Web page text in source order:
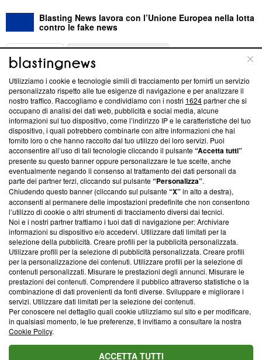
Blasting News lavora con l’Unione Europea nella lotta
contro le fake news
ABOUT
Questa sezione offre informazioni trasparenti su Blasting
News, sui nostri processi editoriali e su come ci impegniamo a
creare news di qualità. Inoltre, afferma la nostra aderenza a
‘Trust Project - News with Integrity’Blasting News non è
ancora membro del programma, ma ha richiesto di farne
parte; Trust Project non ha ancora effettuato una verifica di
conformità agli standard.
Su di noi
Team editoriale
Corporate
Redazione
Informativa Privacy
Cookie Policy
Blasting SA, IDI CHE-247.845.224, Via Carlo Frasca, 3 - 6900
Lugano (Svizzera) Tel:+39 0690258937
© 2026 Blasting News
Utilizziamo i cookie e tecnologie simili di tracciamento per fornirti un servizio
personalizzato rispetto alle tue esigenze di navigazione e per analizzare il
nostro traffico. Raccogliamo e condividiamo con i nostri 1624partner che si
occupano di analisi dei dati web, pubblicità e social media, alcune
informazioni sul tuo dispositivo, come l’indirizzo IP e le caratteristiche del tuo
dispositivo, i quali potrebbero combinarle con altre informazioni che hai
fornito loro o che hanno raccolto dal tuo utilizzo dei loro servizi. Puoi
acconsentire all’uso di tali tecnologie cliccando il pulsante“Accetta tutti”
presente su questo banner oppure personalizzare le tue scelte, anche
eventualmente negando il consenso al trattamento dei dati personali da
parte dei partner terzi, cliccando sul pulsante“Personalizza”.
Chiudendo questo banner (cliccando sul pulsante“X”in alto a destra),
acconsenti al permanere delle impostazioni predefinite che non consentono
l’utilizzo di cookie o altri strumenti di tracciamento diversi dai tecnici.
Noi e i nostri partner trattiamo i tuoi dati di navigazione per: Archiviare
informazioni su dispositivo e/o accedervi. Utilizzare dati limitati per la
selezione della pubblicità. Creare profili per la pubblicità personalizzata.
Utilizzare profili per la selezione di pubblicità personalizzata. Creare profili
per la personalizzazione dei contenuti. Utilizzare profili per la selezione di
contenuti personalizzati. Misurare le prestazioni degli annunci. Misurare le
prestazioni dei contenuti. Comprendere il pubblico attraverso statistiche o la
combinazione di dati provenienti da fonti diverse. Sviluppare e migliorare i
servizi. Utilizzare dati limitati per la selezione dei contenuti.
Per conoscere nel dettaglio quali cookie utilizziamo sul sito e per modificare,
in qualsiasi momento, le tue preferenze, ti invitiamo a consultare la nostra
Cookie Policy.
ACCETTA TUTTI